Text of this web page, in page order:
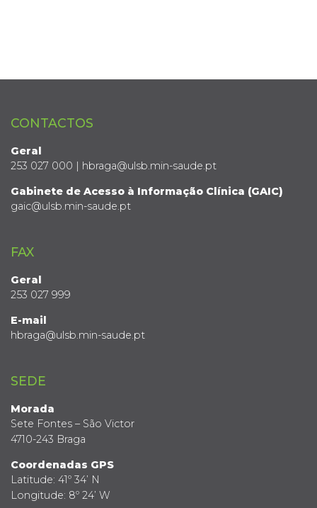
CONTACTOS
Geral
253 027 000 | hbraga@ulsb.min-saude.pt
Gabinete de Acesso à Informação Clínica (GAIC)
gaic@ulsb.min-saude.pt
FAX
Geral
253 027 999
E-mail
hbraga@ulsb.min-saude.pt
SEDE
Morada
Sete Fontes – São Victor
4710-243 Braga
Coordenadas GPS
Latitude: 41º 34’ N
Longitude: 8º 24’ W